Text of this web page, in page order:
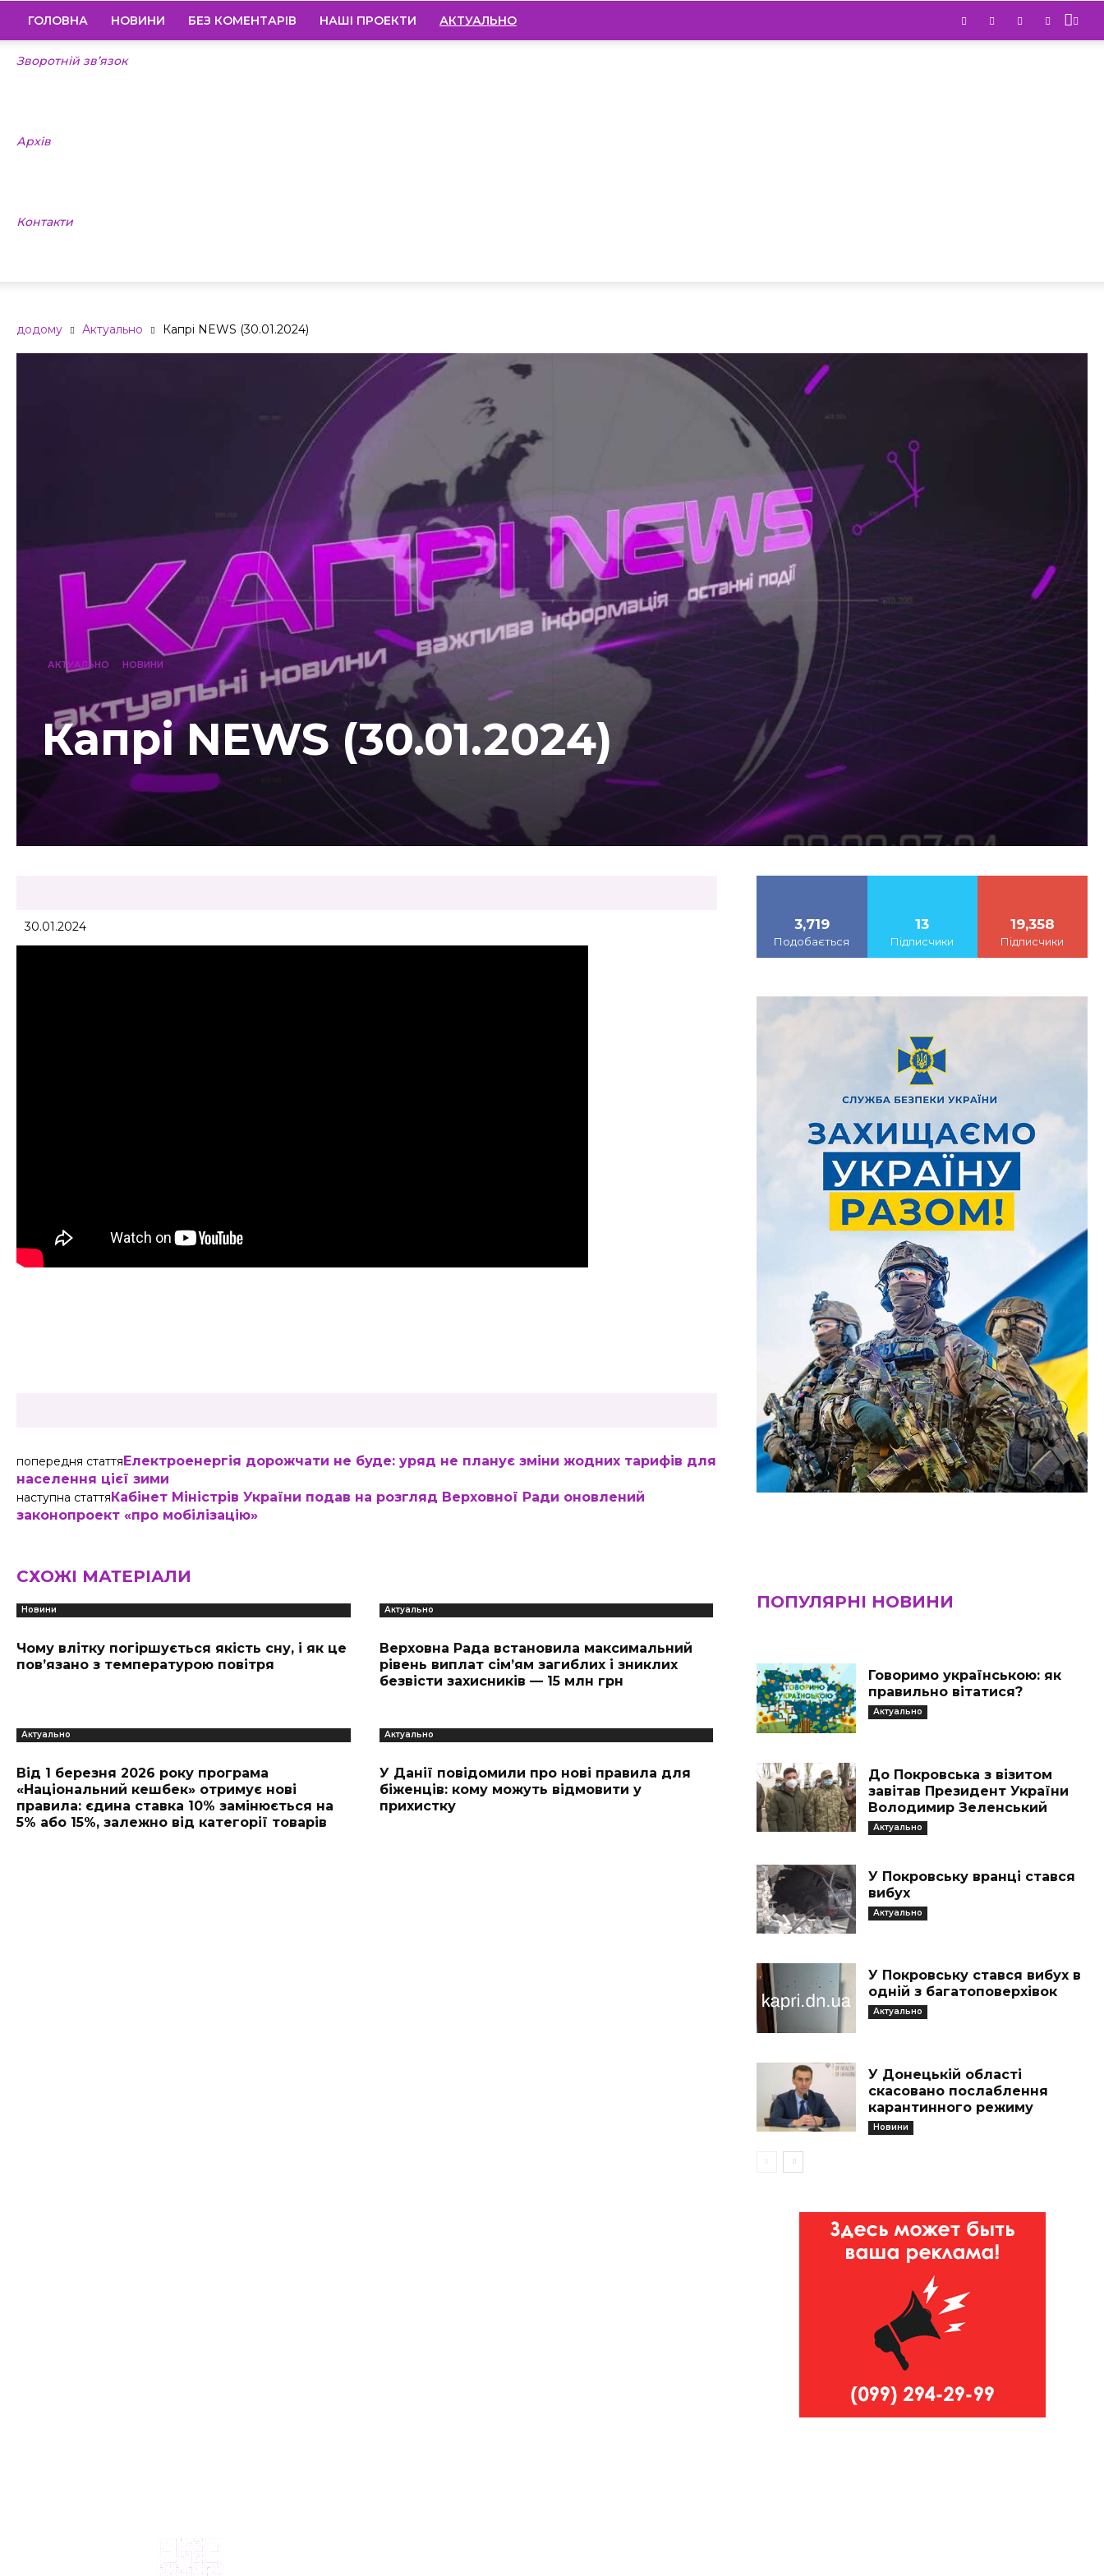
ГОЛОВНА НОВИНИ БЕЗ КОМЕНТАРІВ НАШІ ПРОЕКТИ АКТУАЛЬНО
Зворотній зв’язок
Архів
Контакти
додому Актуально Капрі NEWS (30.01.2024)
АКТУАЛЬНО НОВИНИ
Капрі NEWS (30.01.2024)
30.01.2024
попередня статтяЕлектроенергія дорожчати не буде: уряд не планує зміни жодних тарифів для
населення цієї зими
наступна статтяКабінет Міністрів України подав на розгляд Верховної Ради оновлений
законопроект «про мобілізацію»
СХОЖІ МАТЕРІАЛИ
Новини
Чому влітку погіршується якість сну, і як це
пов’язано з температурою повітря
Актуально
Верховна Рада встановила максимальний
рівень виплат сім’ям загиблих і зниклих
безвісти захисників — 15 млн грн
Актуально
Від 1 березня 2026 року програма
«Національний кешбек» отримує нові
правила: єдина ставка 10% замінюється на
5% або 15%, залежно від категорії товарів
Актуально
У Данії повідомили про нові правила для
біженців: кому можуть відмовити у
прихистку
3,719
Подобається
13
Підписчики
19,358
Підписчики
ПОПУЛЯРНІ НОВИНИ
Говоримо українською: як
правильно вітатися?
Актуально
До Покровська з візитом
завітав Президент України
Володимир Зеленський
Актуально
У Покровську вранці стався
вибух
Актуально
У Покровську стався вибух в
одній з багатоповерхівок
Актуально
У Донецькій області
скасовано послаблення
карантинного режиму
Новини